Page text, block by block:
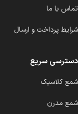
تماس با ما
شرایط پرداخت و ارسال
دسترسی سریع
شمع کلاسیک
شمع مدرن